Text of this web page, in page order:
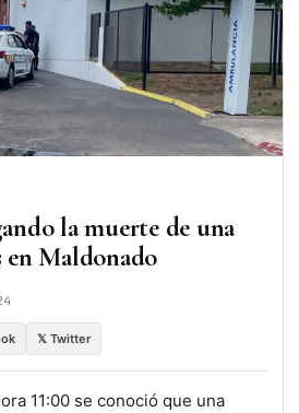
la muerte de una
en Maldonado
𝕏 Twitter
11:00 se conoció que una